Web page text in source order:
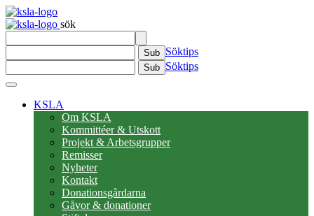
sök
Sub Söktips
Sub Söktips
KSLA
Om KSLA
Kommittéer & Utskott
Projekt & Arbetsgrupper
Remisser
Nyheter
Kontakt
Donationsgårdarna
Gåvor & donationer